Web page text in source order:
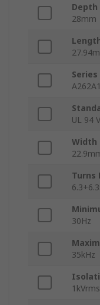
Depth
28mm
Series
UL 94
Width
Turns
30Hz
35kHz
1kVrms